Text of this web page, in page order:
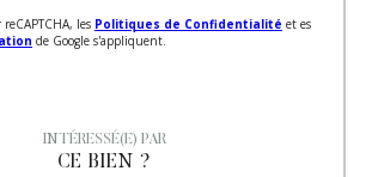
les Politiques de Confidentialité et es
de Google s'appliquent.
INTÉRESSÉ(E) PAR
CE BIEN ?